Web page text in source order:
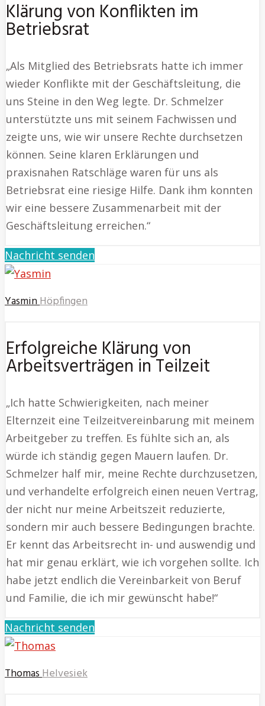
Klärung von Konflikten im
Betriebsrat
„Als Mitglied des Betriebsrats hatte ich immer
wieder Konflikte mit der Geschäftsleitung, die
uns Steine in den Weg legte. Dr. Schmelzer
unterstützte uns mit seinem Fachwissen und
zeigte uns, wie wir unsere Rechte durchsetzen
können. Seine klaren Erklärungen und
praxisnahen Ratschläge waren für uns als
Betriebsrat eine riesige Hilfe. Dank ihm konnten
wir eine bessere Zusammenarbeit mit der
Geschäftsleitung erreichen.“
Nachricht senden
YasminHöpfingen
Erfolgreiche Klärung von
Arbeitsverträgen in Teilzeit
„Ich hatte Schwierigkeiten, nach meiner
Elternzeit eine Teilzeitvereinbarung mit meinem
Arbeitgeber zu treffen. Es fühlte sich an, als
würde ich ständig gegen Mauern laufen. Dr.
Schmelzer half mir, meine Rechte durchzusetzen,
und verhandelte erfolgreich einen neuen Vertrag,
der nicht nur meine Arbeitszeit reduzierte,
sondern mir auch bessere Bedingungen brachte.
Er kennt das Arbeitsrecht in- und auswendig und
hat mir genau erklärt, wie ich vorgehen sollte. Ich
habe jetzt endlich die Vereinbarkeit von Beruf
und Familie, die ich mir gewünscht habe!“
Nachricht senden
ThomasHelvesiek